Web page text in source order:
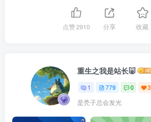
点赞2910 分享 收藏
重生之我是站长🐷
1 779 0 3
是秃子总会发光